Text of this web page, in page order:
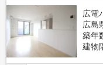
広電
広島
築年
建物